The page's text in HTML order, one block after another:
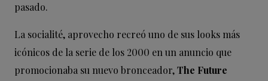
pasado.
La socialité, aprovecho recreó uno de sus looks más
icónicos de la serie de los 2000 en un anuncio que
promocionaba su nuevo bronceador,The Future